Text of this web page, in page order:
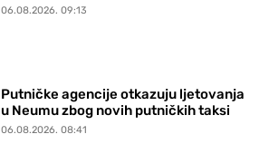
06.08.2026. 09:13
Putničke agencije otkazuju ljetovanja
u Neumu zbog novih putničkih taksi
06.08.2026. 08:41